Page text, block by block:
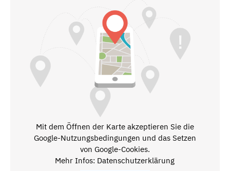
Mit dem Öffnen der Karte akzeptieren Sie die
Google-Nutzungsbedingungen und das Setzen
von Google-Cookies.
Mehr Infos: Datenschutzerklärung